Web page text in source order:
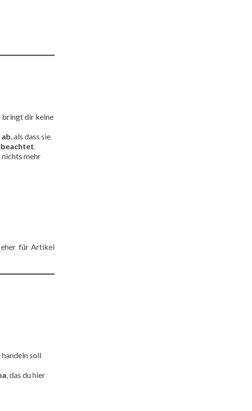
bringt dir keine
, als dass sie
beachtet.
nichts mehr
eher für Artikel
handeln soll
, das du hier